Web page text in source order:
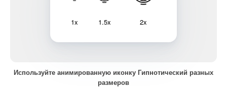
1x 1.5x 2x
Используйте анимированную иконку Гипнотический разных
размеров